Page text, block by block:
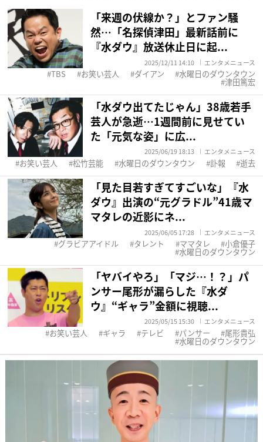
「来週の伏線か？」とファン騒
然…「名探偵津田」最新話前に
『水ダウ』放送休止日に起...
2025/12/11 14:10 エンタメニュース
TBS お笑い芸人 ダイアン 水曜日のダウンタウン
津田篤宏
「水ダウ出てたじゃん」38歳若手
芸人が急逝…1週間前に見せてい
た「元気な姿」に広...
2025/06/19 18:13 エンタメニュース
お笑い芸人 松竹芸能 水曜日のダウンタウン 訃報 逝去
「見た目若すぎてすごいな」『水
ダウ』出演の“元グラドル”41歳マ
マタレの近影にネ...
2025/06/05 17:28 エンタメニュース
グラビアアイドル タレント ママタレ 小倉優子
水曜日のダウンタウン
「ヤバイやろ」「マジ…！？」パ
ンサー尾形が漏らした『水ダ
ウ』“ギャラ”金額に視聴...
2025/05/15 15:30 エンタメニュース
お笑い芸人 ギャラ テレビ パンサー 尾形貴弘
水曜日のダウンタウン